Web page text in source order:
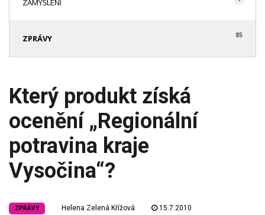
ZAMYŠLENÍ
ZPRÁVY 85
Který produkt získá
ocenění „Regionální
potravina kraje
Vysočina“?
ZPRÁVY Helena Zelená Křížová 15.7.2010